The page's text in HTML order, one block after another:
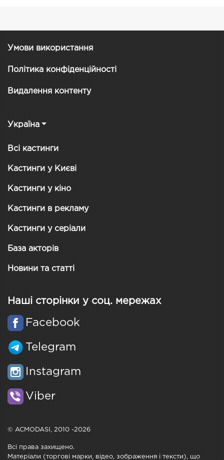
Умови використання
Політика конфіденційності
Видалення контенту
Україна
Всі кастинги
Кастинги у Києві
Кастинги у кіно
Кастинги в рекламу
Кастинги у серіали
База акторів
Новини та статті
Наші сторінки у соц. мережах
Facebook
Telegram
Instagram
Viber
© ACMODASI, 2010 -2026
Всі права захищено.
Матеріали (торгові марки, відео, зображення і тексти), що